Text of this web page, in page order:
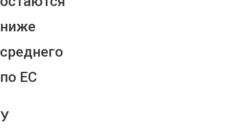
ниже
среднего
по ЕС
У